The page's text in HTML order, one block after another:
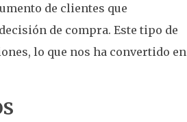
de clientes que
de compra. Este tipo de
lo que nos ha convertido en